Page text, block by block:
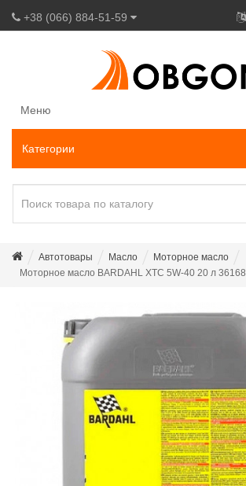
+38 (066) 884-51-59
Меню
Категории
Автотовары Масло
Моторное масло
Моторное масло BARDAHL XTC 5W-40 20 л 36168